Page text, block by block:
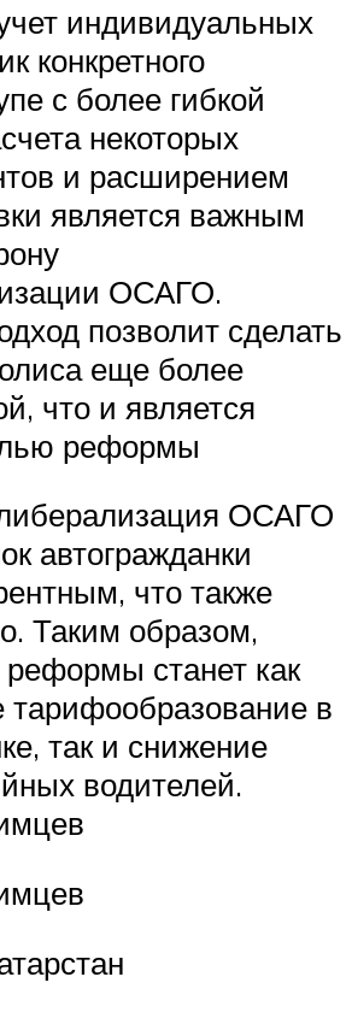
индивидуальных
конкретного
с более гибкой
некоторых
и расширением
является важным
ОСАГО.
позволит сделать
еще более
что и является
реформы
ОСАГО
автогражданки
что также
Таким образом,
реформы станет как
тарифообразование в
так и снижение
водителей.